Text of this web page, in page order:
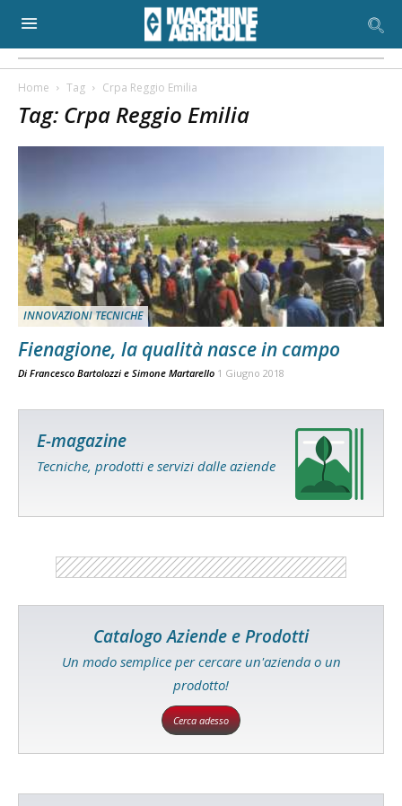
Home Tag Crpa Reggio Emilia
Tag: Crpa Reggio Emilia
INNOVAZIONI TECNICHE
Fienagione, la qualità nasce in campo
Di Francesco Bartolozzi e Simone Martarello 1 Giugno 2018
E-magazine
Tecniche, prodotti e servizi dalle aziende
Catalogo Aziende e Prodotti
Un modo semplice per cercare un'azienda o un
prodotto!
Cerca adesso